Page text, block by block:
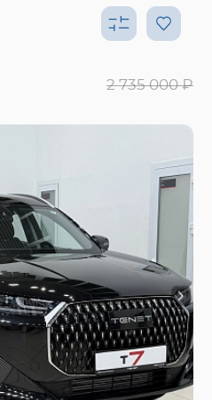
2 735 000 ₽